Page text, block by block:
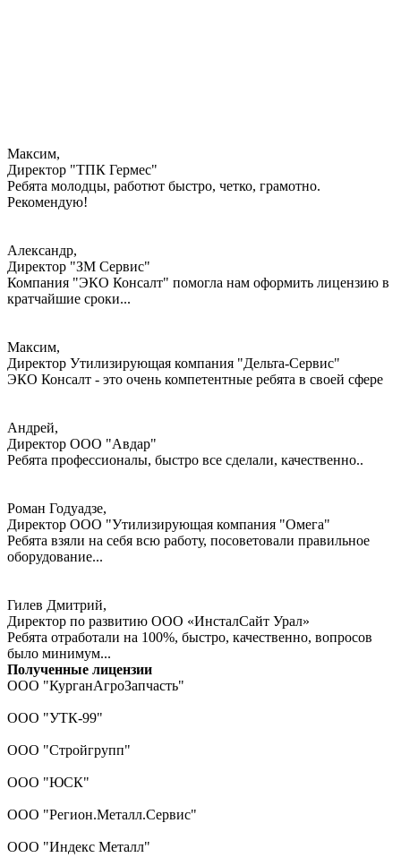
Максим,
Директор "ТПК Гермес"
Ребята молодцы, работют быстро, четко, грамотно.
Рекомендую!
Александр,
Директор "ЗМ Сервис"
Компания "ЭКО Консалт" помогла нам оформить лицензию в
кратчайшие сроки...
Максим,
Директор Утилизирующая компания "Дельта-Сервис"
ЭКО Консалт - это очень компетентные ребята в своей сфере
Андрей,
Директор ООО "Авдар"
Ребята профессионалы, быстро все сделали, качественно..
Роман Годуадзе,
Директор ООО "Утилизирующая компания "Омега"
Ребята взяли на себя всю работу, посоветовали правильное
оборудование...
Гилев Дмитрий,
Директор по развитию ООО «ИнсталСайт Урал»
Ребята отработали на 100%, быстро, качественно, вопросов
было минимум...
Полученные лицензии
ООО "КурганАгроЗапчасть"
ООО "УТК-99"
ООО "Стройгрупп"
ООО "ЮСК"
ООО "Регион.Металл.Сервис"
ООО "Индекс Металл"